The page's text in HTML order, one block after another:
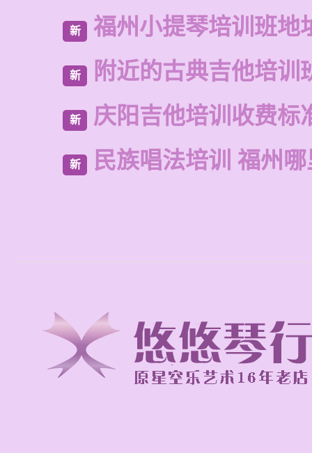
新 福州小提琴培训班地
新 附近的古典吉他培训
新 庆阳吉他培训收费标
新 民族唱法培训 福州